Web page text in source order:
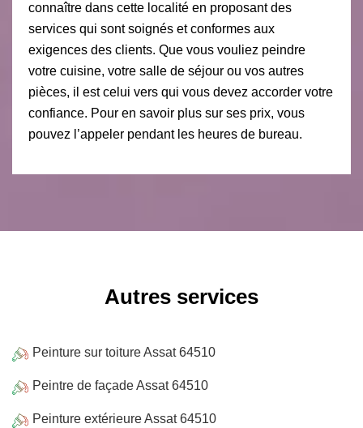
connaître dans cette localité en proposant des
services qui sont soignés et conformes aux
exigences des clients. Que vous vouliez peindre
votre cuisine, votre salle de séjour ou vos autres
pièces, il est celui vers qui vous devez accorder votre
confiance. Pour en savoir plus sur ses prix, vous
pouvez l’appeler pendant les heures de bureau.
Autres services
Peinture sur toiture Assat 64510
Peintre de façade Assat 64510
Peinture extérieure Assat 64510